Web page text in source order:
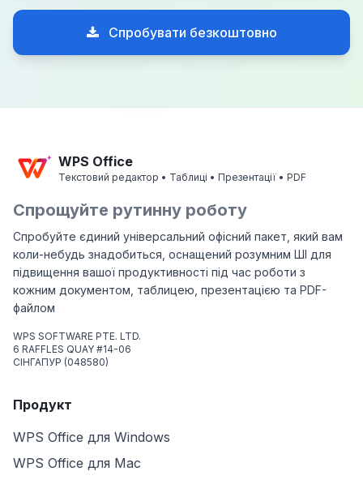
Спробувати безкоштовно
WPS Office
Текстовий редактор • Таблиці • Презентації • PDF
Спрощуйте рутинну роботу
Спробуйте єдиний універсальний офісний пакет, який вам
коли-небудь знадобиться, оснащений розумним ШІ для
підвищення вашої продуктивності під час роботи з
кожним документом, таблицею, презентацією та PDF-
файлом
WPS SOFTWARE PTE. LTD.
6 RAFFLES QUAY #14-06
СІНГАПУР (048580)
Продукт
WPS Office для Windows
WPS Office для Mac